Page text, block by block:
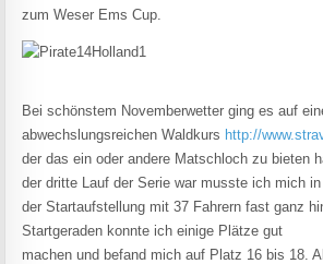
zum Weser Ems Cup.
Bei schönstem Novemberwetter ging es auf
abwechslungsreichen Waldkurs http://
der das ein oder andere Matschloch zu bieten
der dritte Lauf der Serie war musste ich mich in
der Startaufstellung mit 37 Fahrern fast ganz
Startgeraden konnte ich einige Plätze gut
machen und befand mich auf Platz 16 bis 18.